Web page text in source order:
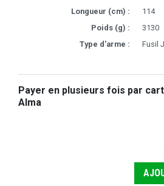
Longueur (cm) :
114
Poids (g) :
3130
Type d'arme :
Fusil
Payer en plusieurs fois par
Alma